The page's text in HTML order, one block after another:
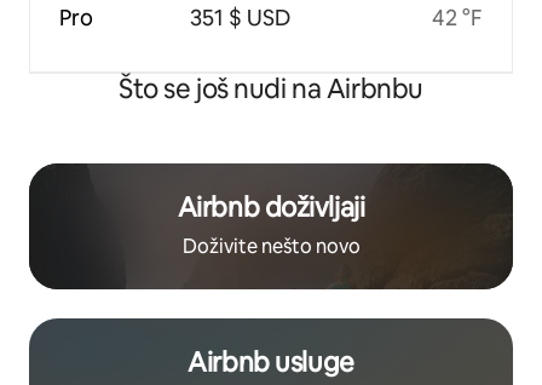
Pro 351 $ USD 42 °F
Što se još nudi na Airbnbu
Airbnb doživljaji
Doživite nešto novo
Airbnb usluge